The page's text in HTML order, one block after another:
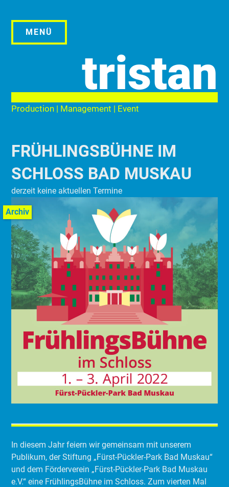
Inhalt
springen
MENÜ
tristan
Production | Management | Event
FRÜHLINGSBÜHNE IM
SCHLOSS BAD MUSKAU
derzeit keine aktuellen Termine
Archiv
In diesem Jahr feiern wir gemeinsam mit unserem
Publikum, der Stiftung „Fürst-Pückler-Park Bad Muskau“
und dem Förderverein „Fürst-Pückler-Park Bad Muskau
e.V.“ eine FrühlingsBühne im Schloss. Zum vierten Mal